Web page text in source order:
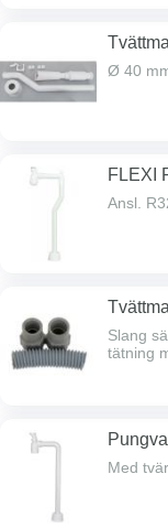
Ø 40
FLEXI
Ansl.
Slang
tätning
Med